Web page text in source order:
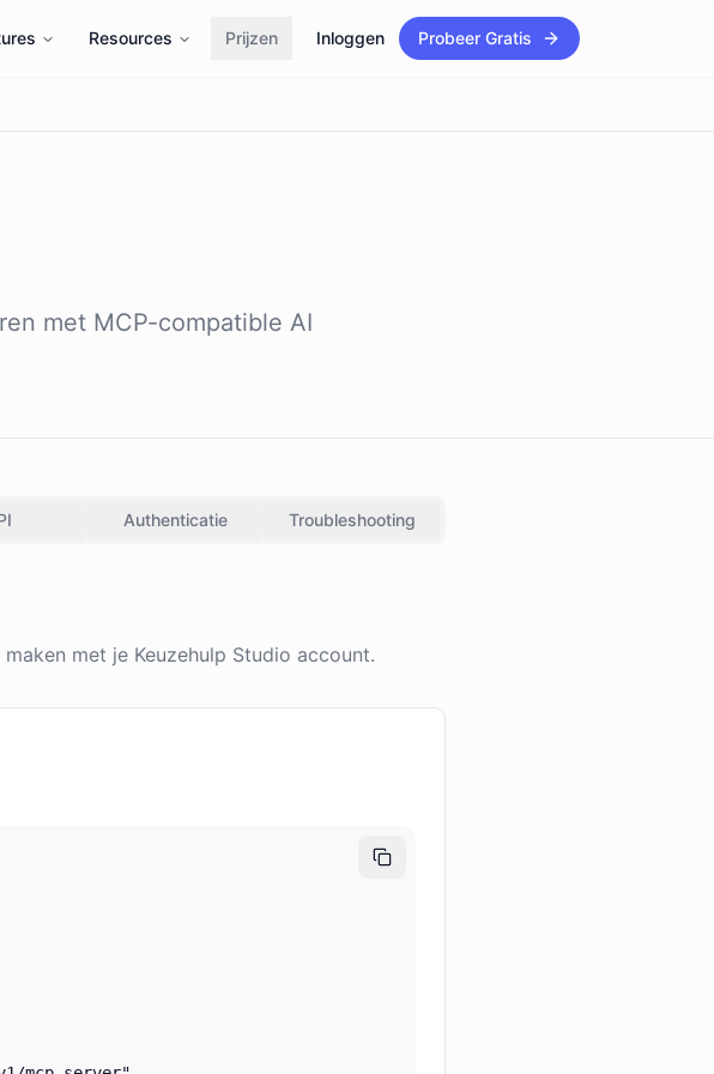
Resources Prijzen Inloggen Probeer Gratis
met MCP-compatible AI
Authenticatie Troubleshooting
met je Keuzehulp Studio account.